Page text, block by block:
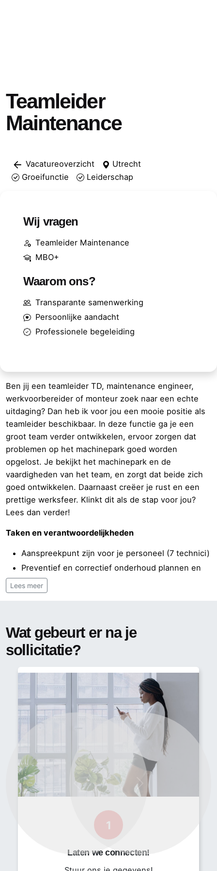
Teamleider
Maintenance
Vacatureoverzicht
Utrecht
Groeifunctie
Leiderschap
Wij vragen
Teamleider Maintenance
MBO+
Waarom ons?
Transparante samenwerking
Persoonlijke aandacht
Professionele begeleiding
Ben jij een teamleider TD, maintenance engineer,
werkvoorbereider of monteur zoek naar een echte
uitdaging? Dan heb ik voor jou een mooie positie als
teamleider beschikbaar. In deze functie ga je een
groot team verder ontwikkelen, ervoor zorgen dat
problemen op het machinepark goed worden
opgelost. Je bekijkt het machinepark en de
vaardigheden van het team, en zorgt dat beide zich
goed ontwikkelen. Daarnaast creëer je rust en een
prettige werksfeer. Klinkt dit als de stap voor jou?
Lees dan verder!
Taken en verantwoordelijkheden
Aanspreekpunt zijn voor je personeel (7 technici)
Preventief en correctief onderhoud plannen en
uitvoeren
Een visie voor de afdeling ontwikkelen
Uitgaves bijhouden en onderbouwen
De werkplaats ordelijk houden
Een onderhoudsvisie ontwikkelen
Stilstand begeleiden
Profiel en functie-eisen
Dit bedrijf gaat meer af op karakter dan op CV. Ze
zoeken iemand die de juiste eigenschappen bezit in
combinatie met voldoende technische kennis. In
deze rol is het belangrijk dat je de dagelijkse gang
en het overzicht kan bewaren. Een combinatie van
sterke sociale en analytische vaardigheid is vereist.
HBO werk en denk niveau
Lees meer
Wat gebeurt er na je
sollicitatie?
1
Laten we connecten!
Previous Next